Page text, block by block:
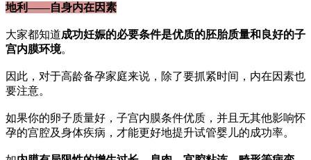
地利——自身内在因素
大家都知道成功妊娠的必要条件是优质的胚胎质量和良好的子
宫内膜环境。
因此，对于高龄备孕家庭来说，除了要抓紧时间，内在因素也
要注意。
如果你的卵子质量好，子宫内膜条件优质，并且无其他影响怀
孕的宫腔及身体疾病，才能更好地提升试管婴儿的成功率。